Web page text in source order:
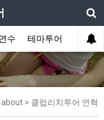
수 테마투어 데이투
about > 클럽리치투어 연혁